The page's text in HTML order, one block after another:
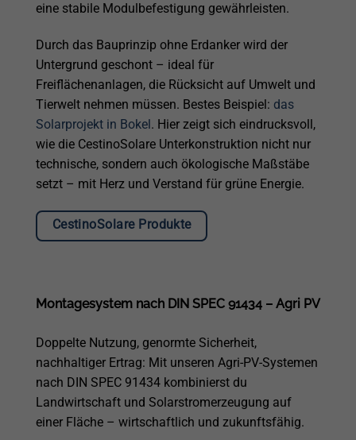
eine stabile Modulbefestigung gewährleisten.
Durch das Bauprinzip ohne Erdanker wird der
Untergrund geschont – ideal für
Freiflächenanlagen, die Rücksicht auf Umwelt und
Tierwelt nehmen müssen. Bestes Beispiel: das
Solarprojekt in Bokel . Hier zeigt sich eindrucksvoll,
wie die CestinoSolare Unterkonstruktion nicht nur
technische, sondern auch ökologische Maßstäbe
setzt – mit Herz und Verstand für grüne Energie.
CestinoSolare Produkte
Montagesystem nach DIN SPEC 91434 – Agri PV
Doppelte Nutzung, genormte Sicherheit,
nachhaltiger Ertrag: Mit unseren Agri-PV-Systemen
nach DIN SPEC 91434 kombinierst du
Landwirtschaft und Solarstromerzeugung auf
einer Fläche – wirtschaftlich und zukunftsfähig.